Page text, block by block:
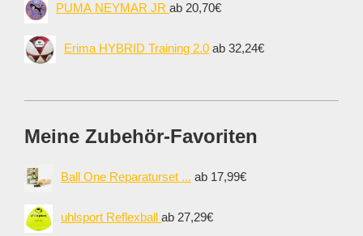
PUMA NEYMAR JRab 20,70€
Erima HYBRID Training 2.0 ab 32,24€
Meine Zubehör-Favoriten
Ball One Reparaturset ... ab 17,99€
uhlsport Reflexball ab 27,29€